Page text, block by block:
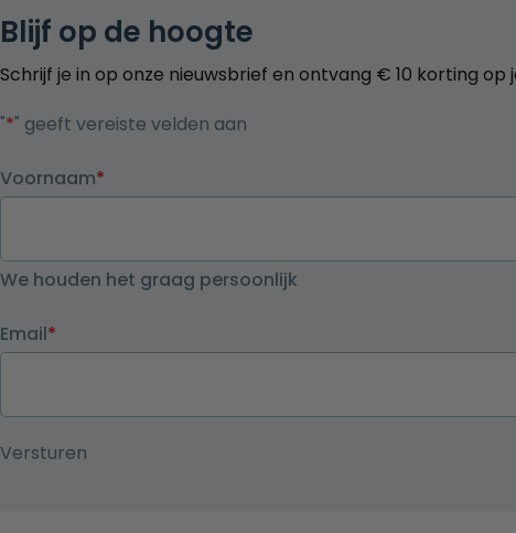
Blijf op de hoogte
Schrijf je in op onze nieuwsbrief en ontvang € 10 korting op
"*" geeft vereiste velden aan
Voornaam*
We houden het graag persoonlijk
Email*